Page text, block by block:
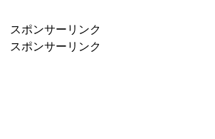
スポンサーリンク
スポンサーリンク